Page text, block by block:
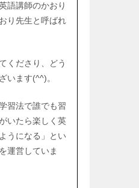
語講師のかおり
り先生と呼ばれ
くださり、どう
います(^^)。
習法で誰でも習
いたら楽しく英
うになる」とい
運営していま